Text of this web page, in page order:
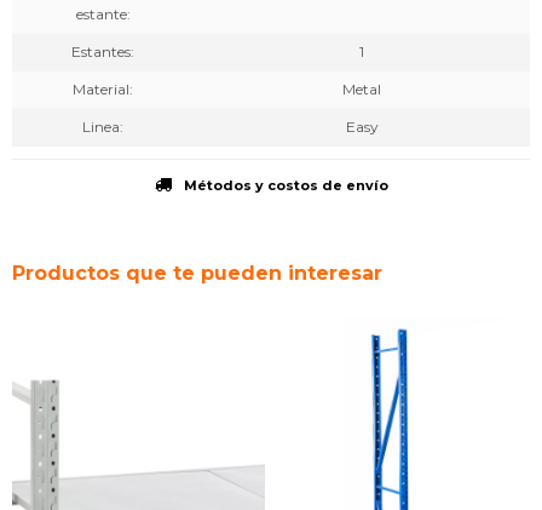
estante
Estantes 1
Material Metal
Linea Easy
Métodos y costos de envío
Productos que te pueden interesar